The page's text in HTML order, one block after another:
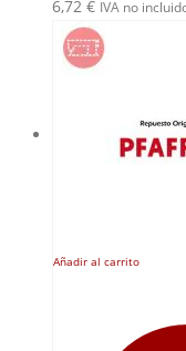
6,72 € IVA no
Añadir al carrito